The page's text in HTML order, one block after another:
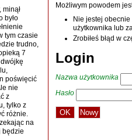
minął
było
tym czasie
trudno,
7
poświęcić
nie
z
tylko z
różnie.
na
będzie
Możliwym powodem
Nie jestej obecnie
użytkownika lub
Zrobiłeś błąd w
Login
Nazwa użytkownika
Hasło